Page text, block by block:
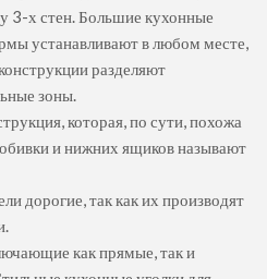
3-х стен. Большие кухонные
устанавливают в любом месте,
разделяют
зоны.
которая, по сути, похожа
и нижних ящиков называют
дорогие, так как их производят
как прямые, так и